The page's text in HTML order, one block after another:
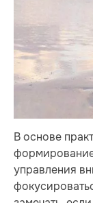
В основе
управления